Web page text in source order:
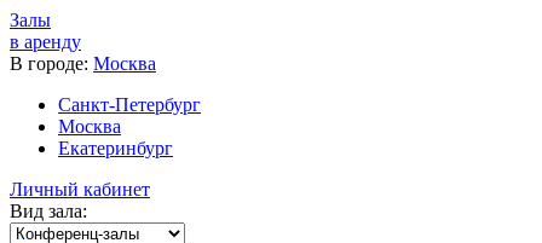
Залы
в аренду
В городе: Москва
Санкт-Петербург
Москва
Екатеринбург
Личный кабинет
Вид зала: